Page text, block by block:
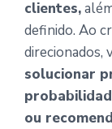
clientes,
definido. Ao
direcionados,
solucionar
ou